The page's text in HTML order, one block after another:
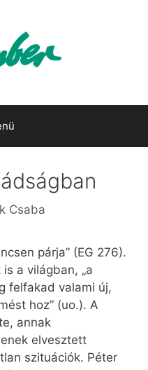
Csaba
párja” (EG 276).
a világban, „a
felfakad valami új,
hoz” (uo.). A
annak
elvesztett
szituációk. Péter